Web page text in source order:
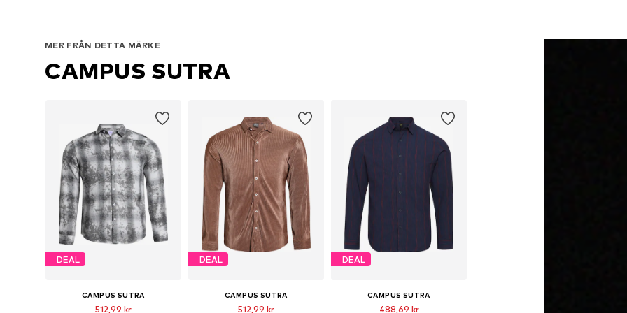
MER FRÅN DETTA MÄRKE
CAMPUS SUTRA
DEAL
CAMPUS SUTRA
512,99 kr
DEAL
CAMPUS SUTRA
512,99 kr
DEAL
CAMPUS SUTRA
488,69 kr